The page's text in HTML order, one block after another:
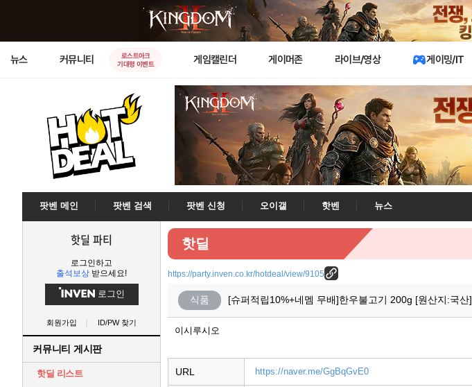
뉴스 커뮤니티
로스트아크
기대평 이벤트
게임캘린더 게이머존 라이브/영상 게이밍/IT
팟벤 메인 팟벤 검색 팟벤 신청 오이갤 핫벤
뉴스
핫딜 파티
로그인하고
출석보상 받으세요!
로그인
회원가입 ID/PW 찾기
커뮤니티 게시판
핫딜 리스트
핫딜
https://party.inven.co.kr/hotdeal/view/9105
식품 [슈퍼적립10%+네멤 무배]한우불고기 200g [원산지:국산]
이시루시오
URL https://naver.me/GgBqGvE0